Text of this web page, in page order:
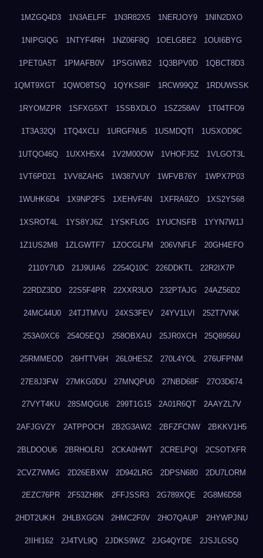
1MZGQ4D3 1N3AELFF 1N3R82X5 1NERJOY9 1NIN2DXO
1NIPGIQG 1NTYF4RH 1NZ06F8Q 1OELGBE2 1OUI6BYG
1PET0A5T 1PMAFB0V 1PSGIWB2 1Q3BPV0D 1QBCT8D3
1QMT9XGT 1QWO8TSQ 1QYKS8IF 1RCW99QZ 1RDUWSSK
1RYOMZPR 1SFXG5XT 1SSBXDLO 1SZ258AV 1T04TFO9
1T3A32QI 1TQ4XCLI 1URGFNU5 1USMDQTI 1USXOD9C
1UTQO46Q 1UXXH5X4 1V2M00OW 1VHOFJ5Z 1VLGOT3L
1VT6PD21 1VV8ZAHG 1W387VUY 1WFVB76Y 1WPX7P03
1WUHK6D4 1X9NP2FS 1XEHVF4N 1XFRA9ZO 1XS2YS68
1XSROT4L 1YS8YJ6Z 1YSKFL0G 1YUCNSFB 1YYN7W1J
1Z1US2M8 1ZLGWTF7 1ZOCGLFM 206VNFLF 20GH4EFO
2110Y7UD 21J9UIA6 2254Q10C 226DDKTL 22R2IX7P
22RDZ3DD 22S5F4PR 22XXR3UO 232PTAJG 24AZ56D2
24MC44U0 24TJTMVU 24XS3FEV 24YV1LVI 252T7VNK
253A0XC6 254O5EQJ 258OBXAU 25JR0XCH 25Q8956U
25RMMEOD 26HTTV6H 26L0HESZ 270L4YOL 276UFPNM
27E8J3FW 27MKG0DU 27MNQPU0 27NBD68F 27O3D674
27VYT4KU 28SMQGU6 299T1G15 2A01R6QT 2AAYZL7V
2AFJGVZY 2ATPPOCH 2B2G3AW2 2BFZFCNW 2BKKV1H5
2BLDOOU6 2BRHOLRJ 2CKA0HWT 2CRELPQI 2CSOTXFR
2CVZ7WMG 2D26EBXW 2D942LRG 2DPSN680 2DU7LORM
2EZC76PR 2F53ZH8K 2FFJSSR3 2G789XQE 2G8M6D58
2HDT2UKH 2HLBXGGN 2HMC2F0V 2HO7QAUP 2HYWPJNU
2IIHI162 2J4TVL9Q 2JDKS9WZ 2JG4QYDE 2JSJLGSQ